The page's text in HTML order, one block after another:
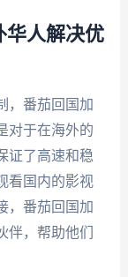
华人解决优
，番茄回国加
对于在海外的
证了高速和稳
看国内的影视
，番茄回国加
伴，帮助他们